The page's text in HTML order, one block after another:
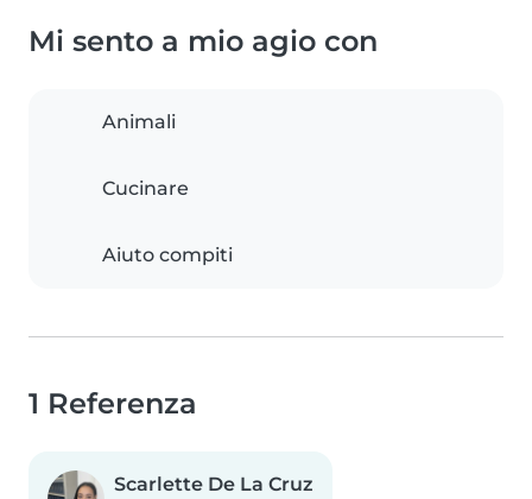
Mi sento a mio agio con
Animali
Cucinare
Aiuto compiti
1 Referenza
Scarlette De La Cruz